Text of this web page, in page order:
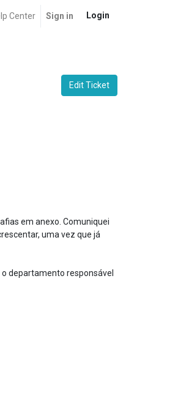
Center Sign in Login
Edit Ticket
em anexo. Comuniquei
uma vez que já
departamento responsável